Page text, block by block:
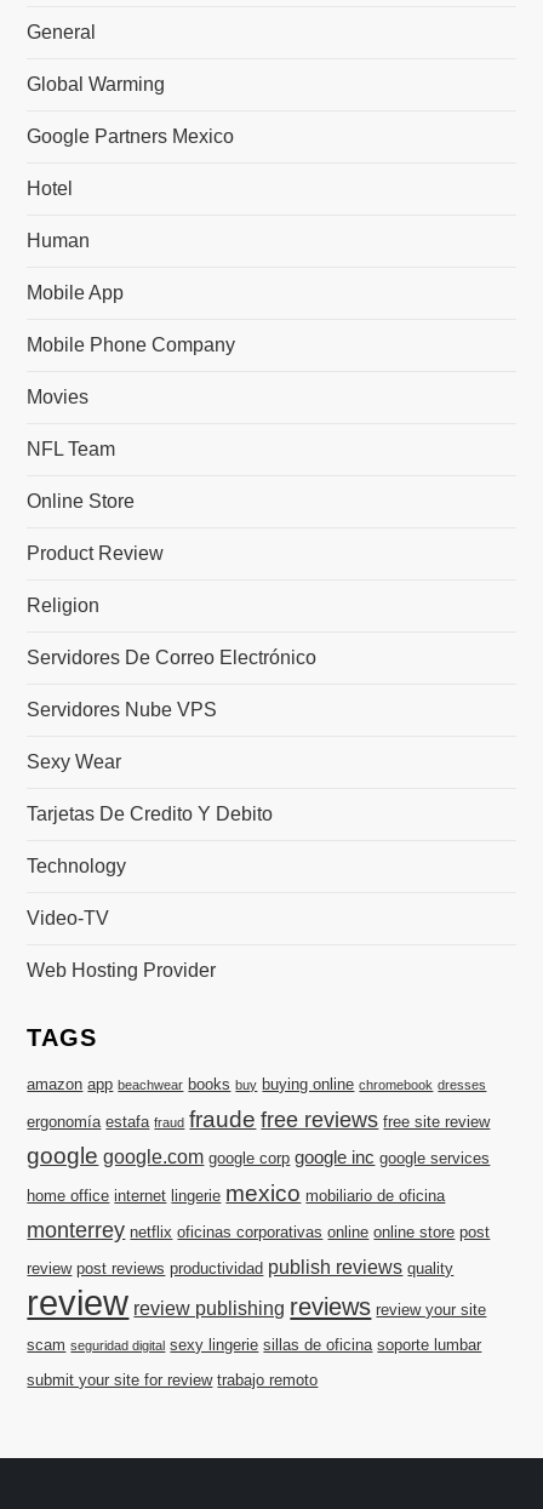
General
Global Warming
Google Partners Mexico
Hotel
Human
Mobile App
Mobile Phone Company
Movies
NFL Team
Online Store
Product Review
Religion
Servidores De Correo Electrónico
Servidores Nube VPS
Sexy Wear
Tarjetas De Credito Y Debito
Technology
Video-TV
Web Hosting Provider
TAGS
amazon app beachwear books buy buying online chromebook dresses
ergonomía estafa fraud fraude free reviews free site review
google google.com google corp google inc google services
home office internet lingerie mexico mobiliario de oficina
monterrey netflix oficinas corporativas online online store post
review post reviews productividad publish reviews quality
review review publishing reviews review your site
scam seguridad digital sexy lingerie sillas de oficina soporte lumbar
submit your site for review trabajo remoto